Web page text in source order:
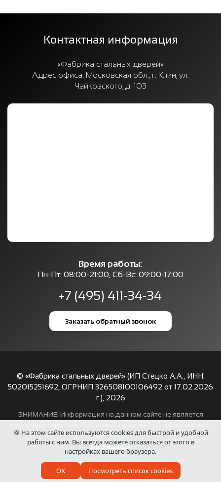
Контактная информация
«Фабрика стальных дверей»
Адрес офиса: Московская обл., г. Клин, ул.
Чайковского, д. 103
Время работы:
Пн-Пт: 08:00-21:00, Сб-Вс: 09:00-17:00
+7 (495) 411-34-34
Заказать обратный звонок
© «Фабрика стальных дверей» (ИП Стецко А.А., ИНН:
502015251692, ОГРНИП 326508100106492 от 17.02.2026
г.), 2026
ВНИМАНИЕ! Информация на данном сайте не является
кодекса РФ.
Карта сайта
Политика конфиденциальности
🍪 На этом сайте используются cookies для быстрой и удобной
работы с ним. Вы всегда можете отказаться от этого в
настройках вашего браузера.
OK Посмотреть список cookies